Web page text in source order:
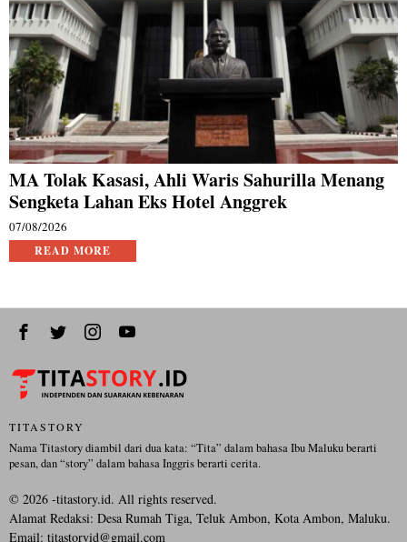
MA Tolak Kasasi, Ahli Waris Sahurilla Menang
Sengketa Lahan Eks Hotel Anggrek
07/08/2026
READ MORE
TITASTORY
Nama Titastory diambil dari dua kata: “Tita” dalam bahasa Ibu Maluku berarti
pesan, dan “story” dalam bahasa Inggris berarti cerita.
© 2026 -titastory.id. All rights reserved.
Alamat Redaksi: Desa Rumah Tiga, Teluk Ambon, Kota Ambon, Maluku.
Email: titastoryid@gmail.com